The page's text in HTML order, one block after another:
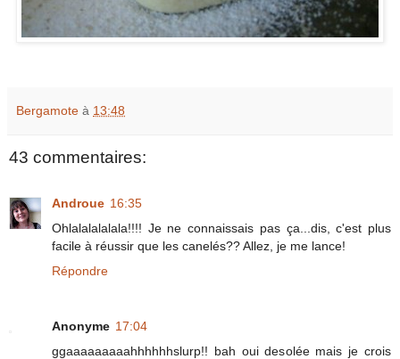
Bergamote à 13:48
43 commentaires:
Androue 16:35
Ohlalalalalala!!!! Je ne connaissais pas ça...dis, c'est plus
facile à réussir que les canelés?? Allez, je me lance!
Répondre
Anonyme 17:04
ggaaaaaaaaahhhhhhslurp!! bah oui desolée mais je crois